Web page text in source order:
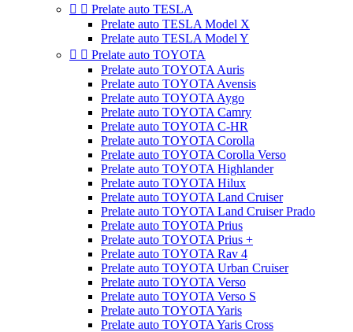
  Prelate auto TESLA
Prelate auto TESLA Model X
Prelate auto TESLA Model Y
  Prelate auto TOYOTA
Prelate auto TOYOTA Auris
Prelate auto TOYOTA Avensis
Prelate auto TOYOTA Aygo
Prelate auto TOYOTA Camry
Prelate auto TOYOTA C-HR
Prelate auto TOYOTA Corolla
Prelate auto TOYOTA Corolla Verso
Prelate auto TOYOTA Highlander
Prelate auto TOYOTA Hilux
Prelate auto TOYOTA Land Cruiser
Prelate auto TOYOTA Land Cruiser Prado
Prelate auto TOYOTA Prius
Prelate auto TOYOTA Prius +
Prelate auto TOYOTA Rav 4
Prelate auto TOYOTA Urban Cruiser
Prelate auto TOYOTA Verso
Prelate auto TOYOTA Verso S
Prelate auto TOYOTA Yaris
Prelate auto TOYOTA Yaris Cross